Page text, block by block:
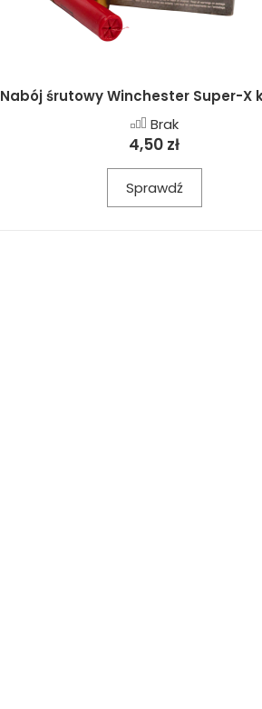
Nabój śrutowy Winchester Super-X
Brak
4,50 zł
Sprawdź